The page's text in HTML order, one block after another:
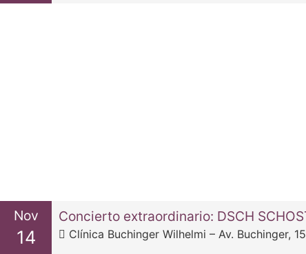
Nov
14 Clínica Buchinger Wilhelmi – Av. Buchinger, 15